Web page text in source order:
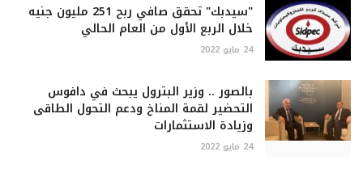
"سيدبك" تحقق صافي ربح 251 مليون جنيه
خلال الربع الأول من العام الحالي
24 مايو 2022
بالصور .. وزير البترول يبحث في دافوس
التحضير لقمة المناخ ودعم التحول الطاقى
وزيادة الاستثمارات
24 مايو 2022